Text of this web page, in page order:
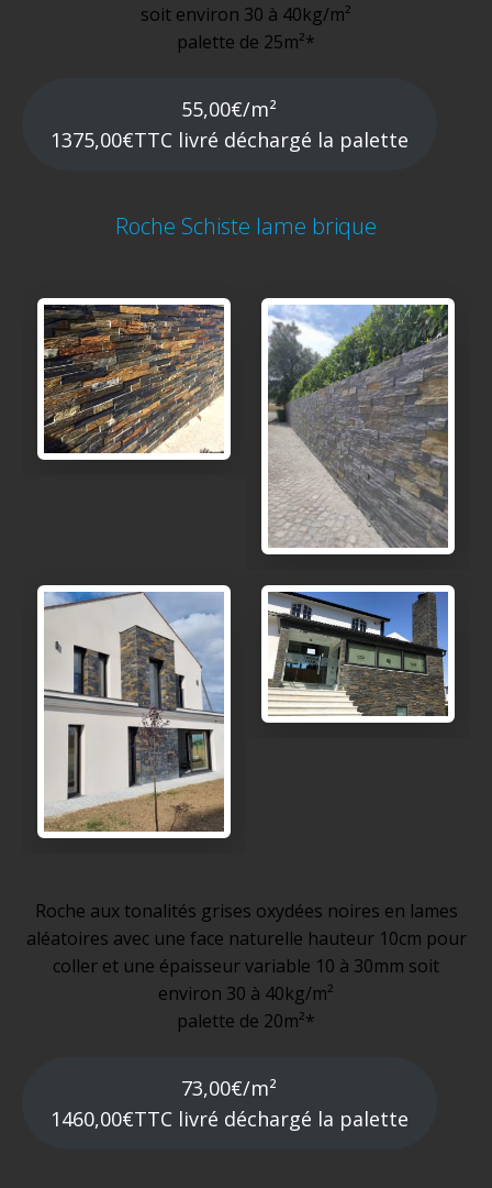
soit environ 30 à 40kg/m²
palette de 25m²*
55,00€/m²
1375,00€TTC livré déchargé la palette
Roche Schiste lame brique
Roche aux tonalités grises oxydées noires en lames
aléatoires avec une face naturelle hauteur 10cm pour
coller et une épaisseur variable 10 à 30mm soit
environ 30 à 40kg/m²
palette de 20m²*
73,00€/m²
1460,00€TTC livré déchargé la palette